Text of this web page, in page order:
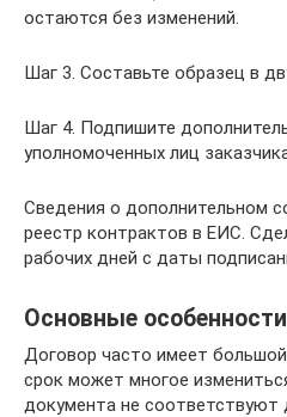
остаются без изменений.
Шаг 3. Составьте образец в
Шаг 4. Подпишите
уполномоченных лиц
Сведения о дополнительном
реестр контрактов в ЕИС.
рабочих дней с даты
Основные особенности
Договор часто имеет
срок может многое
документа не соответствуют